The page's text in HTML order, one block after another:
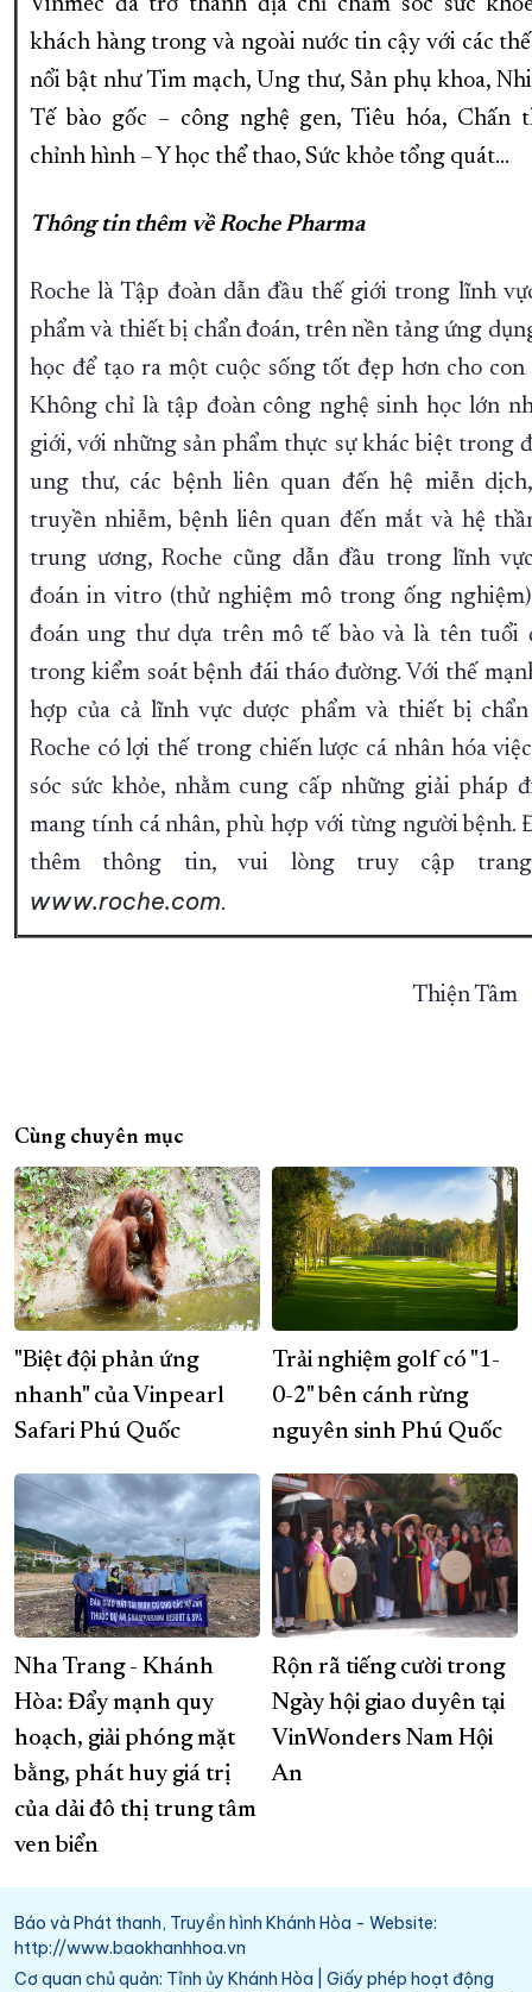
Vinmec đã trở thành địa chỉ chăm sóc sức
khách hàng trong và ngoài nước tin cậy với các
nổi bật như Tim mạch, Ung thư, Sản phụ khoa,
Tế bào gốc – công nghệ gen, Tiêu hóa, Chấn
chỉnh hình – Y học thể thao, Sức khỏe tổng quát...
Thông tin thêm về Roche Pharma
Roche là Tập đoàn dẫn đầu thế giới trong lĩnh
phẩm và thiết bị chẩn đoán, trên nền tảng ứng
học để tạo ra một cuộc sống tốt đẹp hơn cho con
Không chỉ là tập đoàn công nghệ sinh học lớn
giới, với những sản phẩm thực sự khác biệt trong
ung thư, các bệnh liên quan đến hệ miễn
truyền nhiễm, bệnh liên quan đến mắt và hệ
trung ương, Roche cũng dẫn đầu trong lĩnh
đoán in vitro (thử nghiệm mô trong ống
đoán ung thư dựa trên mô tế bào và là tên tuổi
trong kiểm soát bệnh đái tháo đường. Với thế
hợp của cả lĩnh vực dược phẩm và thiết bị chẩn
Roche có lợi thế trong chiến lược cá nhân hóa
sóc sức khỏe, nhằm cung cấp những giải pháp
mang tính cá nhân, phù hợp với từng người bệnh.
thêm thông tin, vui lòng truy cập
www.roche.com.
Thiện Tâm
Cùng chuyên mục
"Biệt đội phản ứng
nhanh" của Vinpearl
Safari Phú Quốc
Trải nghiệm golf có "1-
0-2" bên cánh rừng
nguyên sinh Phú Quốc
Nha Trang - Khánh
Hòa: Đẩy mạnh quy
hoạch, giải phóng mặt
bằng, phát huy giá trị
của dải đô thị trung tâm
ven biển
Rộn rã tiếng cười trong
Ngày hội giao duyên tại
VinWonders Nam Hội
An
Báo và Phát thanh, Truyền hình Khánh Hòa - Website:
http://www.baokhanhhoa.vn
Cơ quan chủ quản: Tỉnh ủy Khánh Hòa | Giấy phép hoạt động